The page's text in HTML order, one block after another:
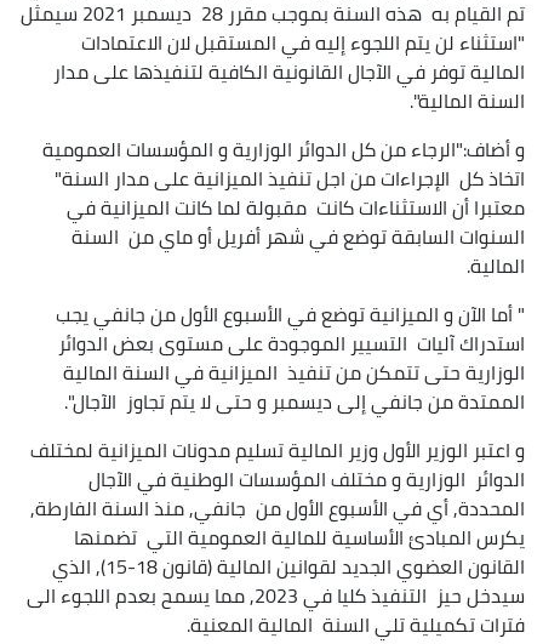
تم القيام به هذه السنة بموجب مقرر 28 ديسمبر 2021 سيمثل
"استثناء لن يتم اللجوء إليه في المستقبل لان الاعتمادات
المالية توفر في الآجال القانونية الكافية لتنفيذها على مدار
السنة المالية".
و أضاف:"الرجاء من كل الدوائر الوزارية و المؤسسات العمومية
اتخاذ كل الإجراءات من اجل تنفيذ الميزانية على مدار السنة"
معتبرا أن الاستثناءات كانت مقبولة لما كانت الميزانية في
السنوات السابقة توضع في شهر أفريل أو ماي من السنة
المالية.
" أما الآن و الميزانية توضع في الأسبوع الأول من جانفي يجب
استدراك آليات التسيير الموجودة على مستوى بعض الدوائر
الوزارية حتى تتمكن من تنفيذ الميزانية في السنة المالية
الممتدة من جانفي إلى ديسمبر و حتى لا يتم تجاوز الآجال".
و اعتبر الوزير الأول وزير المالية تسليم مدونات الميزانية لمختلف
الدوائر الوزارية و مختلف المؤسسات الوطنية في الآجال
المحددة, أي في الأسبوع الأول من جانفي, منذ السنة الفارطة,
يكرس المبادئ الأساسية للمالية العمومية التي تضمنها
القانون العضوي الجديد لقوانين المالية (قانون 18-15), الذي
سيدخل حيز التنفيذ كليا في 2023, مما يسمح بعدم اللجوء الى
فترات تكميلية تلي السنة المالية المعنية.